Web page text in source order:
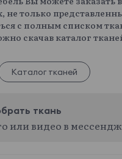
не только
с полным списком
скачав каталог
Каталог тканей
ткань
или видео в